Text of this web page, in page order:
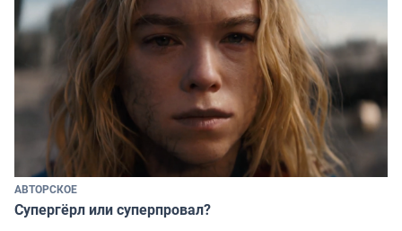
АВТОРСКОЕ
Супергёрл или суперпровал?